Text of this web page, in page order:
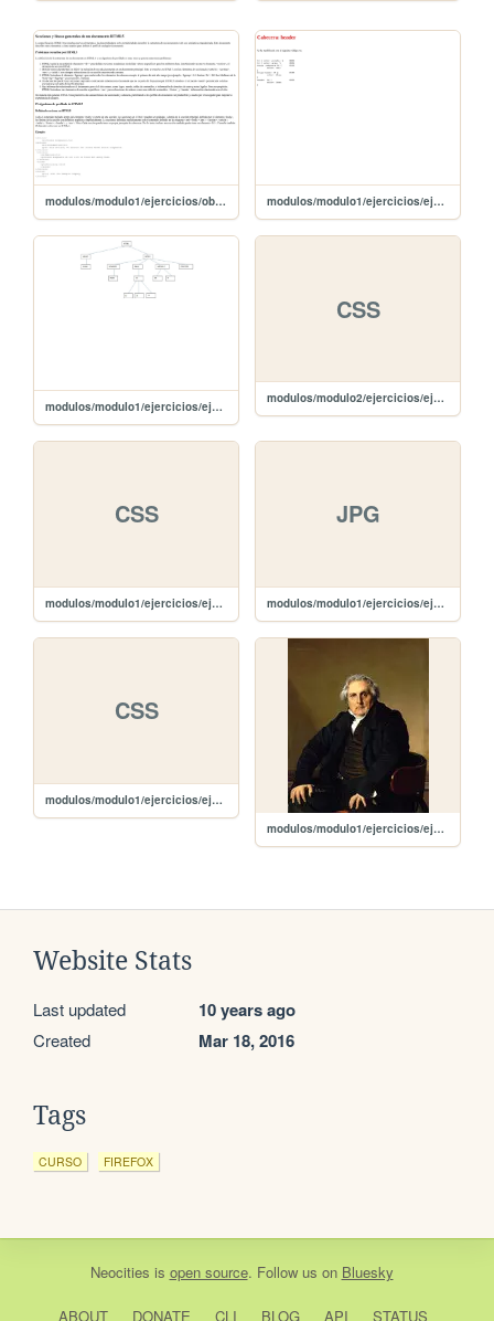
modulos/modulo1/ejercicios/obligatoria/obligatoria modulos/modulo1/ejercicios/ejercicio3/ejercicio3
modulos/modulo1/ejercicios/ejercicio2/ejercicio2
CSS
modulos/modulo2/ejercicios/ejercicio1/style.css
CSS
modulos/modulo1/ejercicios/ejercicio3/style.css
JPG
modulos/modulo1/ejercicios/ejercicio2/ESTRUCTURA WEB.JPG
CSS
modulos/modulo1/ejercicios/ejercicio1/style.css
modulos/modulo1/ejercicios/ejercicio1/ingress.jpg
Website Stats
Last updated 10 years ago
Created Mar 18, 2016
Tags
CURSO FIREFOX
Neocities is open source. Follow us on Bluesky
ABOUT DONATE CLI BLOG API STATUS